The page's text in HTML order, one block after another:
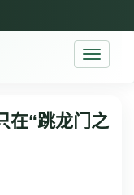
Toggle
在“跳龙门之